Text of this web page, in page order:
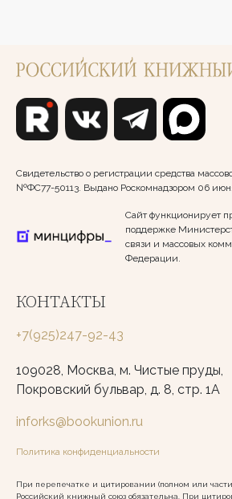
Свидетельство о регистрации средства
№ФС77-50113. Выдано Роскомнадзором 06
Сайт функционирует
поддержке
связи и массовых
Федерации.
КОНТАКТЫ
+7(925)247-92-43
109028, Москва, м. Чистые пруды,
Покровский бульвар, д. 8, стр. 1А
inforks@bookunion.ru
Политика конфиденциальности
При перепечатке и цитировании (полном или
Российский книжный союз обязательна. При